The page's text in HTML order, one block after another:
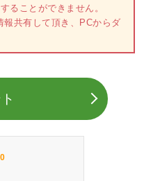
ることができません。
共有して頂き、PCからダ
0